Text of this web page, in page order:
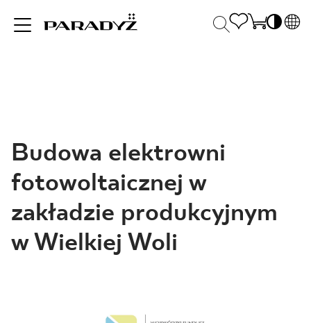
PRODUKTY
KOLEKCJE
DLA BIZNESU
Budowa elektrowni
fotowoltaicznej w
zakładzie produkcyjnym
w Wielkiej Woli